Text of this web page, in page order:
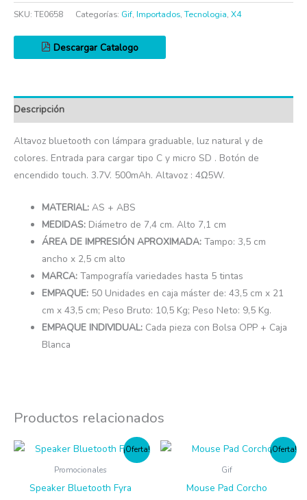
SKU: TE0658 Categorías: Gif, Importados,Tecnologia, X4
Descargar Catalogo
Descripción
Altavoz bluetooth con lámpara graduable, luz natural y de
colores. Entrada para cargar tipo C y micro SD . Botón de
encendido touch. 3.7V. 500mAh. Altavoz : 4Ω5W.
MATERIAL:AS + ABS
MEDIDAS: Diámetro de 7,4 cm. Alto 7,1 cm
ÁREA DE IMPRESIÓN APROXIMADA:Tampo: 3,5 cm
ancho x 2,5 cm alto
MARCA:Tampografía variedades hasta 5 tintas
EMPAQUE: 50 Unidades en caja máster de: 43,5 cm x 21
cm x 43,5 cm; Peso Bruto: 10,5 Kg; Peso Neto: 9,5 Kg.
EMPAQUE INDIVIDUAL: Cada pieza con Bolsa OPP + Caja
Blanca
Productos relacionados
¡Oferta!
Promocionales
Speaker Bluetooth Fyra
¡Oferta!
Gif
Mouse Pad Corcho